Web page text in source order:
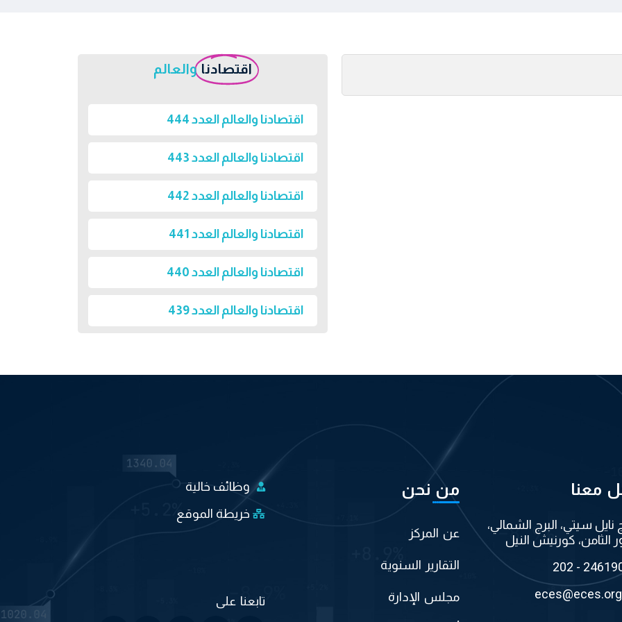
اقتصادنا والعالم
اقتصادنا والعالم العدد 444
اقتصادنا والعالم العدد 443
اقتصادنا والعالم العدد 442
اقتصادنا والعالم العدد 441
اقتصادنا والعالم العدد 440
اقتصادنا والعالم العدد 439
معنا
نايل سيتي، البرج الشمالي،
الثامن، كورنيش النيل
202 -
من نحن
عن المركز
التقارير السنوية
مجلس الإدارة
وظائف خالية
خريطة الموقع